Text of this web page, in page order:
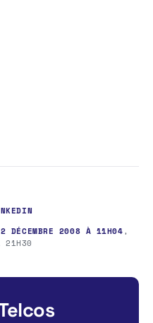
2 DÉCEMBRE 2008 À 11H04,
21H30